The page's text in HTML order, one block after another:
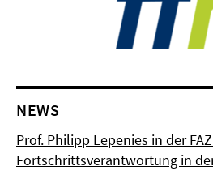
NEWS
Prof. Philipp Lepenies in der
Fortschrittsverantwortung in